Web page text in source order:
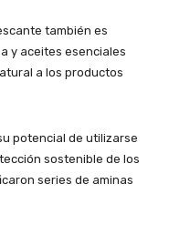
también es
y aceites esenciales
a los productos
potencial de utilizarse
sostenible de los
series de aminas